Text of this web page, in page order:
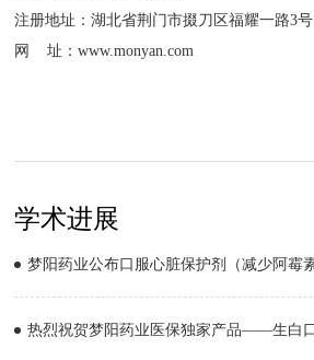
注册地址：湖北省荆门市掇刀区福耀一路3号
网 址：www.monyan.com
学术进展